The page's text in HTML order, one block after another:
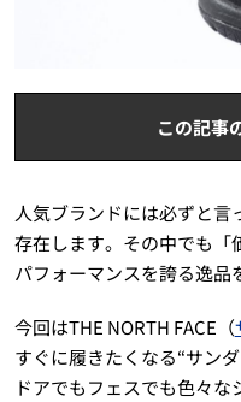
この記事
人気ブランドには必ずと
存在します。その中でも「
パフォーマンスを誇る逸品
今回はTHE NORTH FACE（
すぐに履きたくなる“サン
ドアでもフェスでも色々な